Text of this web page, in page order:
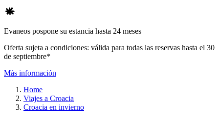
Evaneos pospone su estancia hasta 24 meses
Oferta sujeta a condiciones: válida para todas las reservas hasta el 30
de septiembre*
Más información
Home
Viajes a Croacia
Croacia en invierno